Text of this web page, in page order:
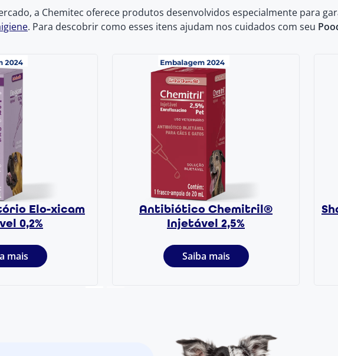
a Chemitec oferece produtos desenvolvidos especialmente para
. Para descobrir como esses itens ajudam nos cuidados com seu
Elo-xicam
0,2%
mais
Antibiótico Chemitril®
Injetável 2,5%
Saiba mais